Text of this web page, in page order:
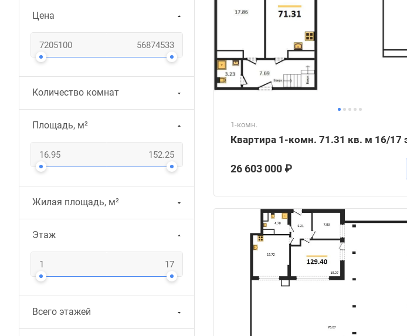
1-комн.
Квартира 1-комн. 71.31 кв. м 16/17
26 603 000 ₽
Цена
Количество комнат
Площадь, м²
Жилая площадь, м²
Этаж
Всего этажей